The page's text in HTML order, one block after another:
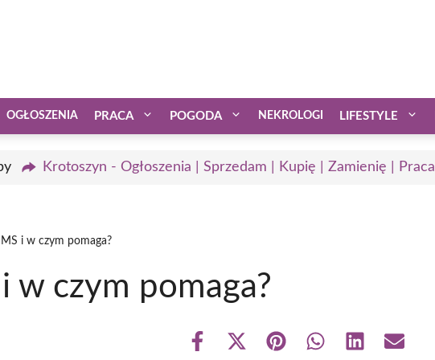
OGŁOSZENIA PRACA POGODA NEKROLOGI LIFESTYLE
Krotoszyn - Ogłoszenia | Sprzedam | Kupię | Zamienię | Praca
i w czym pomaga?
w czym pomaga?
Share
Share Share Share Share Share